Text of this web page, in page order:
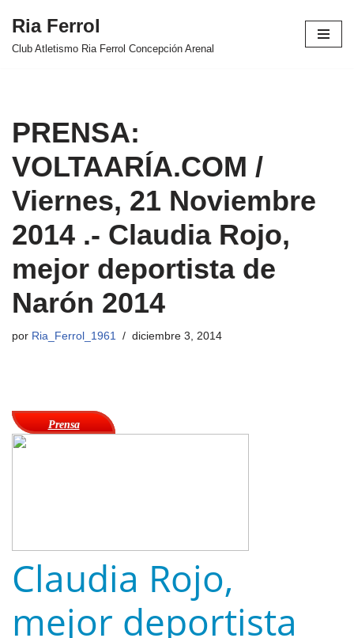
Saltar
Ria Ferrol
Club Atletismo Ria Ferrol Concepción Arenal
PRENSA:
VOLTAARÍA.COM /
Viernes, 21 Noviembre
2014 .- Claudia Rojo,
mejor deportista de
Narón 2014
por Ria_Ferrol_1961 diciembre 3, 2014
Prensa
Claudia Rojo,
mejor deportista